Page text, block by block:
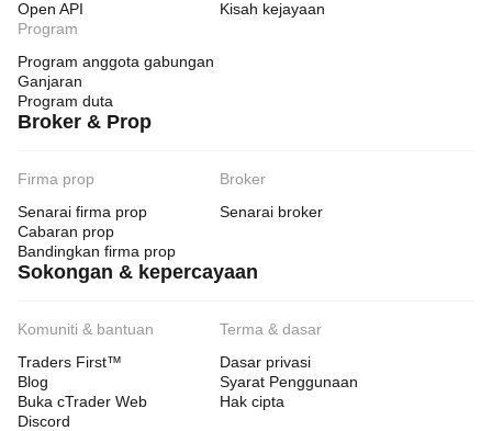
Open API
Kisah kejayaan
Program
Program anggota gabungan
Ganjaran
Program duta
Broker & Prop
Firma prop
Senarai firma prop
Cabaran prop
Bandingkan firma prop
Broker
Senarai broker
Sokongan & kepercayaan
Komuniti & bantuan
Traders First™
Blog
Buka cTrader Web
Discord
Terma & dasar
Dasar privasi
Syarat Penggunaan
Hak cipta